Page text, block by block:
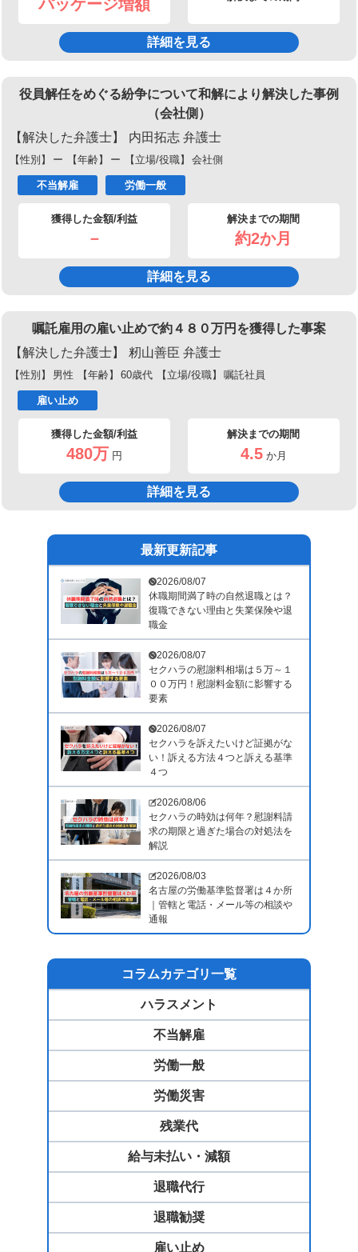
パッケージ増額
詳細を見る
役員解任をめぐる紛争について和解により解決した事例
（会社側）
【解決した弁護士】
内田拓志 弁護士
【性別】 ー 【年齢】 ー 【立場/役職】 会社側
不当解雇 労働一般
獲得した金額/利益
－
解決までの期間
約2か月
詳細を見る
嘱託雇用の雇い止めで約４８０万円を獲得した事案
【解決した弁護士】
籾山善臣 弁護士
【性別】 男性 【年齢】 60歳代 【立場/役職】 嘱託社員
雇い止め
獲得した金額/利益
480万 円
解決までの期間
4.5か月
詳細を見る
最新更新記事
2026/08/07
休職期間満了時の自然退職とは？
復職できない理由と失業保険や退
職金
2026/08/07
セクハラの慰謝料相場は５万～１
００万円！慰謝料金額に影響する
要素
2026/08/07
セクハラを訴えたいけど証拠がな
い！訴える方法４つと訴える基準
４つ
2026/08/06
セクハラの時効は何年？慰謝料請
求の期限と過ぎた場合の対処法を
解説
2026/08/03
名古屋の労働基準監督署は４か所
｜管轄と電話・メール等の相談や
通報
コラムカテゴリ一覧
ハラスメント
不当解雇
労働一般
労働災害
残業代
給与未払い・減額
退職代行
退職勧奨
雇い止め